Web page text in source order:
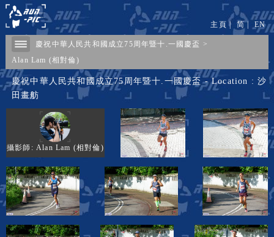
慶祝中華人民共和國成立75周年暨十.一國慶盃 >
Alan Lam (相對倫)
主頁 | 简| EN
慶祝中華人民共和國成立75周年暨十.一國慶盃 - Location : 沙
田畫舫
攝影師: Alan Lam (相對倫)